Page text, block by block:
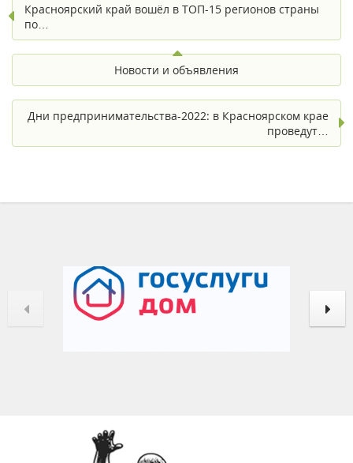
Красноярский край вошёл в ТОП-15 регионов страны
по…
Новости и объявления
Дни предпринимательства-2022: в Красноярском крае
проведут…